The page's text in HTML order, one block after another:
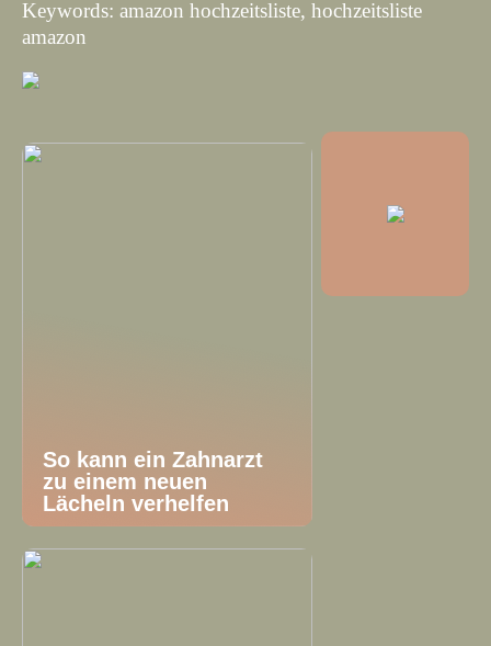
Keywords: amazon hochzeitsliste, hochzeitsliste
amazon
So kann ein Zahnarzt
zu einem neuen
Lächeln verhelfen